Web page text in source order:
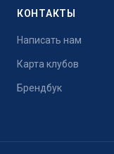
КОНТАКТЫ
Написать нам
Карта клубов
Брендбук